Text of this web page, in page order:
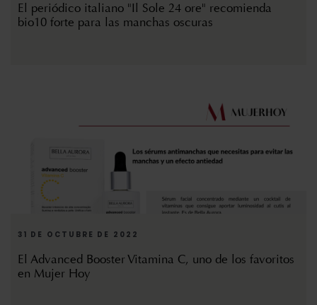
El periódico italiano "Il Sole 24 ore" recomienda
bio10 forte para las manchas oscuras
31 DE OCTUBRE DE 2022
El Advanced Booster Vitamina C, uno de los favoritos
en Mujer Hoy